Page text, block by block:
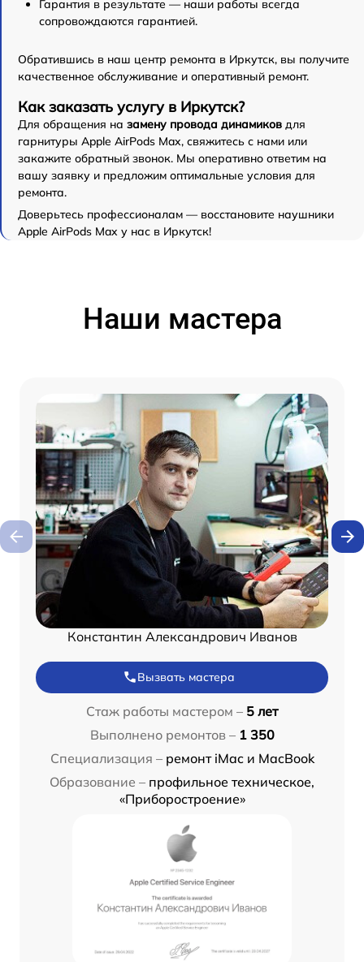
Гарантия в результате — наши работы всегда
сопровождаются гарантией.
Обратившись в наш центр ремонта в Иркутск, вы получите
качественное обслуживание и оперативный ремонт.
Как заказать услугу в Иркутск?
Для обращения на замену провода динамиков для
гарнитуры Apple AirPods Max, свяжитесь с нами или
закажите обратный звонок. Мы оперативно ответим на
вашу заявку и предложим оптимальные условия для
ремонта.
Доверьтесь профессионалам — восстановите наушники
Apple AirPods Max у нас в Иркутск!
Наши мастера
Константин Александрович Иванов
Вызвать мастера
Стаж работы мастером – 5 лет
Выполнено ремонтов – 1 350
Специализация – ремонт iMac и MacBook
Образование – профильное техническое,
«Приборостроение»